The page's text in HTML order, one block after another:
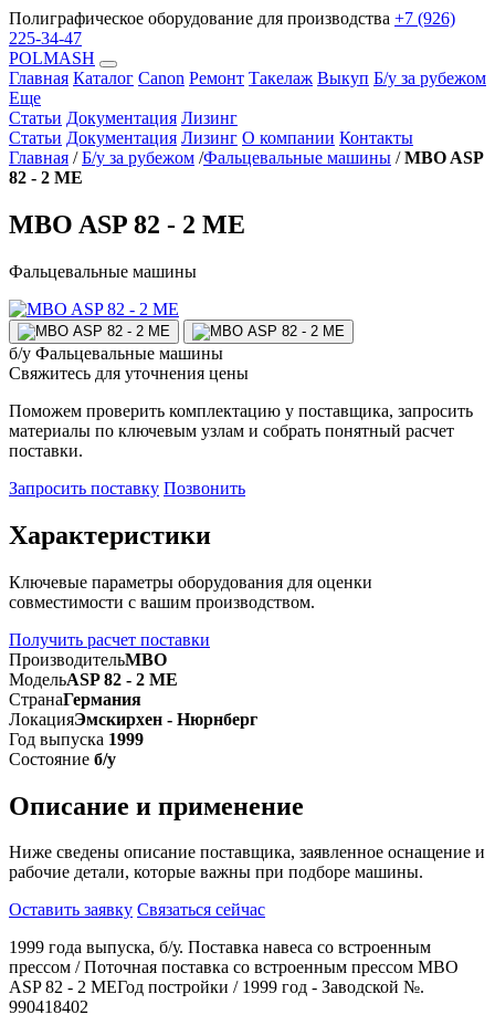
Полиграфическое оборудование для производства +7 (926)
225-34-47
POLMASH
Главная Каталог Canon Ремонт Такелаж Выкуп Б/у за рубежом
Еще
Статьи Документация Лизинг
Статьи Документация Лизинг О компании Контакты
Главная / Б/у за рубежом /Фальцевальные машины / MBO ASP
82 - 2 ME
MBO ASP 82 - 2 ME
Фальцевальные машины
б/у Фальцевальные машины
Свяжитесь для уточнения цены
Поможем проверить комплектацию у поставщика, запросить
материалы по ключевым узлам и собрать понятный расчет
поставки.
Запросить поставку Позвонить
Характеристики
Ключевые параметры оборудования для оценки
совместимости с вашим производством.
Получить расчет поставки
ПроизводительMBO
МодельASP 82 - 2 ME
СтранаГермания
ЛокацияЭмскирхен - Нюрнберг
Год выпуска 1999
Состояние б/у
Описание и применение
Ниже сведены описание поставщика, заявленное оснащение и
рабочие детали, которые важны при подборе машины.
Оставить заявку Связаться сейчас
1999 года выпуска, б/у. Поставка навеса со встроенным
прессом / Поточная поставка со встроенным прессом MBO
ASP 82 - 2 МЕГод постройки / 1999 год - Заводской №.
990418402